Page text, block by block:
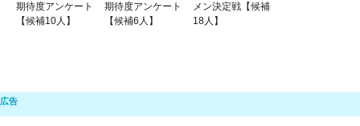
期待度アンケート
【候補10人】
期待度アンケート
【候補6人】
メン決定戦【候補
18人】